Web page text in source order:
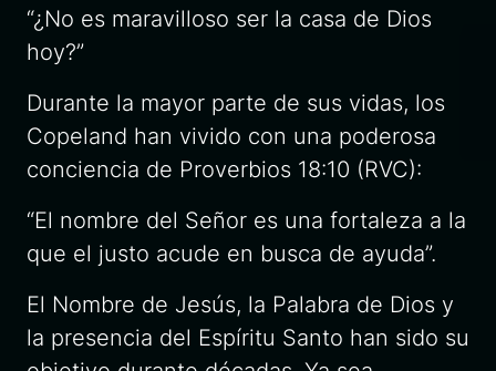
“¿No es maravilloso ser la casa de Dios
hoy?”
Durante la mayor parte de sus vidas, los
Copeland han vivido con una poderosa
conciencia de Proverbios 18:10 (RVC):
“El nombre del Señor es una fortaleza a la
que el justo acude en busca de ayuda”.
El Nombre de Jesús, la Palabra de Dios y
la presencia del Espíritu Santo han sido su